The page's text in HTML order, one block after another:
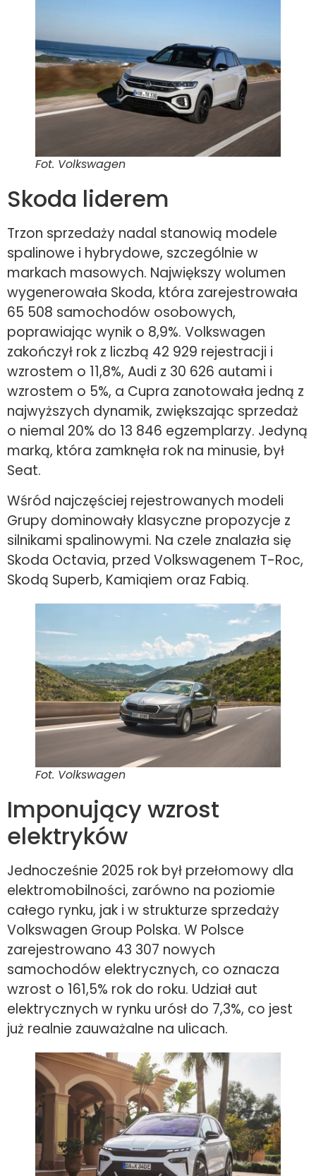
Fot. Volkswagen
Skoda liderem
Trzon sprzedaży nadal stanowią modele
spalinowe i hybrydowe, szczególnie w
markach masowych. Największy wolumen
wygenerowała Skoda, która zarejestrowała
65 508 samochodów osobowych,
poprawiając wynik o 8,9%. Volkswagen
zakończył rok z liczbą 42 929 rejestracji i
wzrostem o 11,8%, Audi z 30 626 autami i
wzrostem o 5%, a Cupra zanotowała jedną z
najwyższych dynamik, zwiększając sprzedaż
o niemal 20% do 13 846 egzemplarzy. Jedyną
marką, która zamknęła rok na minusie, był
Seat.
Wśród najczęściej rejestrowanych modeli
Grupy dominowały klasyczne propozycje z
silnikami spalinowymi. Na czele znalazła się
Skoda Octavia, przed Volkswagenem T-Roc,
Skodą Superb, Kamiqiem oraz Fabią.
Fot. Volkswagen
Imponujący wzrost
elektryków
Jednocześnie 2025 rok był przełomowy dla
elektromobilności, zarówno na poziomie
całego rynku, jak i w strukturze sprzedaży
Volkswagen Group Polska. W Polsce
zarejestrowano 43 307 nowych
samochodów elektrycznych, co oznacza
wzrost o 161,5% rok do roku. Udział aut
elektrycznych w rynku urósł do 7,3%, co jest
już realnie zauważalne na ulicach.